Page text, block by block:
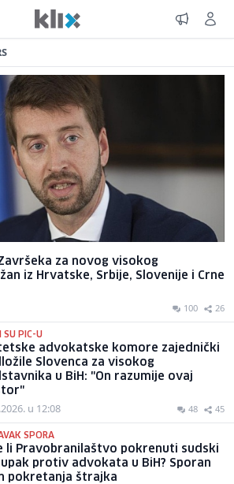
za novog visokog
iz Hrvatske, Srbije, Slovenije i Crne
100 26
SU PIC-U
advokatske komore zajednički
Slovenca za visokog
u BiH: "On razumije ovaj
u 12:08 48 45
SPORA
li Pravobranilaštvo pokrenuti sudski
protiv advokata u BiH? Sporan
pokretanja štrajka